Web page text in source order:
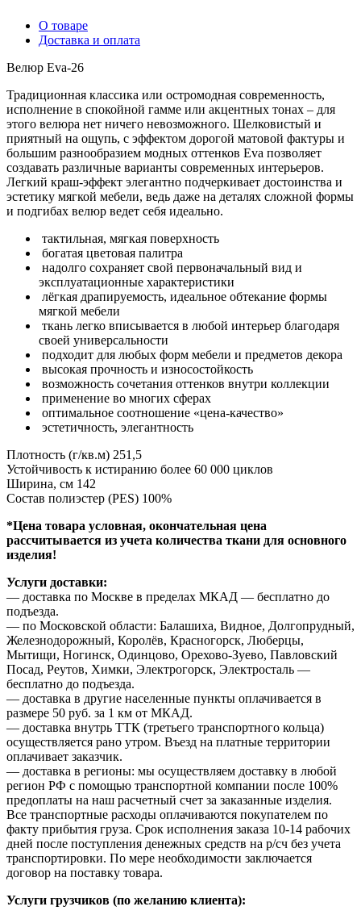
О товаре
Доставка и оплата
Велюр Eva-26
Традиционная классика или остромодная современность,
исполнение в спокойной гамме или акцентных тонах – для
этого велюра нет ничего невозможного. Шелковистый и
приятный на ощупь, с эффектом дорогой матовой фактуры и
большим разнообразием модных оттенков Eva позволяет
создавать различные варианты современных интерьеров.
Легкий краш-эффект элегантно подчеркивает достоинства и
эстетику мягкой мебели, ведь даже на деталях сложной формы
и подгибах велюр ведет себя идеально.
тактильная, мягкая поверхность
богатая цветовая палитра
надолго сохраняет свой первоначальный вид и
эксплуатационные характеристики
лёгкая драпируемость, идеальное обтекание формы
мягкой мебели
ткань легко вписывается в любой интерьер благодаря
своей универсальности
подходит для любых форм мебели и предметов декора
высокая прочность и износостойкость
возможность сочетания оттенков внутри коллекции
применение во многих сферах
оптимальное соотношение «цена-качество»
эстетичность, элегантность
Плотность (г/кв.м) 251,5
Устойчивость к истиранию более 60 000 циклов
Ширина, см 142
Состав полиэстер (PES) 100%
*Цена товара условная, окончательная цена
рассчитывается из учета количества ткани для основного
изделия!
Услуги доставки:
— доставка по Москве в пределах МКАД — бесплатно до
подъезда.
— по Московской области: Балашиха, Видное, Долгопрудный,
Железнодорожный, Королёв, Красногорск, Люберцы,
Мытищи, Ногинск, Одинцово, Орехово-Зуево, Павловский
Посад, Реутов, Химки, Электрогорск, Электросталь —
бесплатно до подъезда.
— доставка в другие населенные пункты оплачивается в
размере 50 руб. за 1 км от МКАД.
— доставка внутрь ТТК (третьего транспортного кольца)
осуществляется рано утром. Въезд на платные территории
оплачивает заказчик.
— доставка в регионы: мы осуществляем доставку в любой
регион РФ с помощью транспортной компании после 100%
предоплаты на наш расчетный счет за заказанные изделия.
Все транспортные расходы оплачиваются покупателем по
факту прибытия груза. Срок исполнения заказа 10-14 рабочих
дней после поступления денежных средств на р/сч без учета
транспортировки. По мере необходимости заключается
договор на поставку товара.
Услуги грузчиков (по желанию клиента):